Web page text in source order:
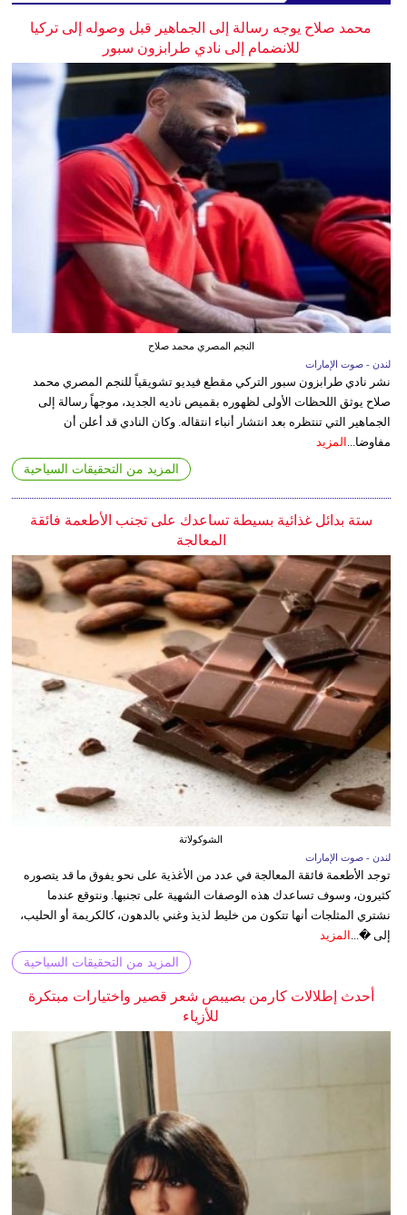
محمد صلاح يوجه رسالة إلى الجماهير قبل وصوله إلى تركيا
للانضمام إلى نادي طرابزون سبور
النجم المصري محمد صلاح
لندن - صوت الإمارات
نشر نادي طرابزون سبور التركي مقطع فيديو تشويقياً للنجم المصري محمد
صلاح يوثق اللحظات الأولى لظهوره بقميص ناديه الجديد، موجهاً رسالة إلى
الجماهير التي تنتظره بعد انتشار أنباء انتقاله. وكان النادي قد أعلن أن
مفاوضا... المزيد
المزيد من التحقيقات السياحية
ستة بدائل غذائية بسيطة تساعدك على تجنب الأطعمة فائقة
المعالجة
الشوكولاتة
لندن - صوت الإمارات
توجد الأطعمة فائقة المعالجة في عدد من الأغذية على نحو يفوق ما قد يتصوره
كثيرون، وسوف تساعدك هذه الوصفات الشهية على تجنبها. ونتوقع عندما
نشتري المثلجات أنها تتكون من خليط لذيذ وغني بالدهون، كالكريمة أو الحليب،
إلى �... المزيد
المزيد من التحقيقات السياحية
أحدث إطلالات كارمن بصيبص شعر قصير واختيارات مبتكرة
للأزياء